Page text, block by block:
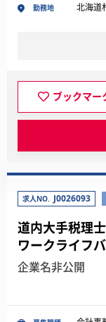
勤務地 北海道
ブックマー
求人NO. J0026093
道内大手税理
ワークライフ
企業名非公開